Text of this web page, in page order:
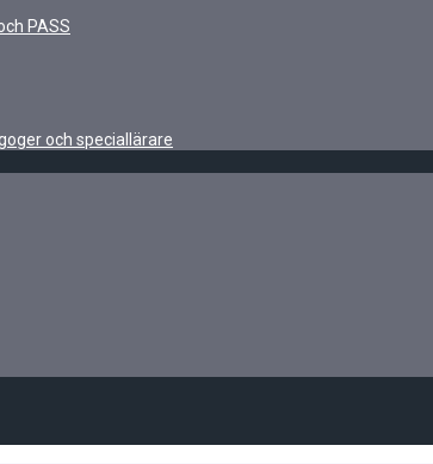
PASS
och speciallärare